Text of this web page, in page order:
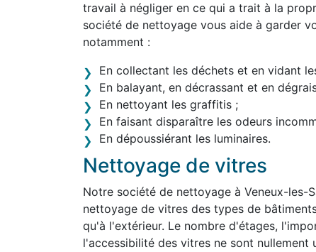
travail à négliger en ce qui a trait à la
société de nettoyage vous aide à garder
notamment :
En collectant les déchets et en vidant
En balayant, en décrassant et en
En nettoyant les graffitis ;
En faisant disparaître les odeurs
En dépoussiérant les luminaires.
Nettoyage de vitres
Notre société de nettoyage à Veneux-les-
nettoyage de vitres des types de
qu'à l'extérieur. Le nombre d'étages,
l'accessibilité des vitres ne sont